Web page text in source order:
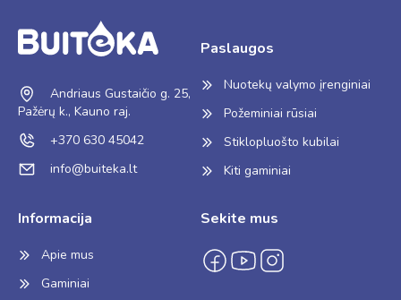
Andriaus Gustaičio g. 25,
Pažėrų k., Kauno raj.
+370 630 45042
info@buiteka.lt
Paslaugos
Nuotekų valymo įrenginiai
Požeminiai rūsiai
Stiklopluošto kubilai
Kiti gaminiai
Informacija
Apie mus
Gaminiai
Sekite mus